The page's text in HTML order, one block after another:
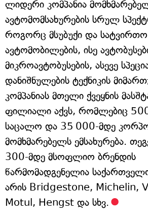
ლიდერი კომპანია
ავტომომსახურების სრულ
როგორც მსუბუქი და სატვირთო
ავტომობილების, ისე
მიკროავტობუსების, ასევე
დანიშნულების ტექნიკის
კომპანიას მთელი ქვეყნის
ფილიალი აქვს, რომლებიც
საცალო და 35 000-მდე
მომხმარებელს ემსახურება.
300-მდე მსოფლიო ბრენდის
წარმომადგენელია
არის Bridgestone, Michelin,
Motul, Hengst და სხვ.